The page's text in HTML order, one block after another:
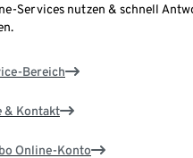
Services nutzen & schnell
Bereich
& Kontakt
Online-Konto